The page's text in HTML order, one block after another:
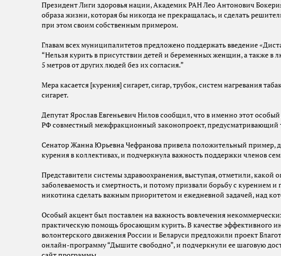
Президент Лиги здоровья нации, Академик РАН Лео Антонович
образа жизни, которая бы никогда не прекращалась, и сделать
при этом своим собственным примером.
Главам всех муниципалитетов предложено поддержать введение
“Нельзя курить в присутствии детей и беременных женщин, а также в
5 метров от других людей без их согласия.”
Мера касается [курения] сигарет, сигар, трубок, систем нагревания
сигарет.
Депутат Ярослав Евгеньевич Нилов сообщил, что в именно этот
РФ совместный межфракционный законопроект, предусматривающий
Сенатор Жанна Юрьевна Чефранова привела положительный пример,
курения в коллективах, и подчеркнула важность поддержки членов
Представители системы здравоохранения, выступая, отметили, какой
заболеваемость и смертность, и потому призвали борьбу с
никотина сделать важным приоритетом и ежедневной задачей, над
Особый акцент был поставлен на важность вовлечения
практическую помощь бросающим курить. В качестве эффективного
волонтерского движения России и Беларуси предложили проект
онлайн-программу “Дышите свободно”, и подчеркнули ее шаговую